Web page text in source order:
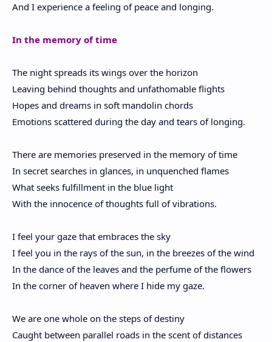
And I experience a feeling of peace and longing.
In the memory of time
The night spreads its wings over the horizon
Leaving behind thoughts and unfathomable flights
Hopes and dreams in soft mandolin chords
Emotions scattered during the day and tears of longing.
There are memories preserved in the memory of time
In secret searches in glances, in unquenched flames
What seeks fulfillment in the blue light
With the innocence of thoughts full of vibrations.
I feel your gaze that embraces the sky
I feel you in the rays of the sun, in the breezes of the wind
In the dance of the leaves and the perfume of the flowers
In the corner of heaven where I hide my gaze.
We are one whole on the steps of destiny
Caught between parallel roads in the scent of distances